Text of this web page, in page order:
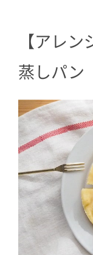
【アレ
蒸しパン